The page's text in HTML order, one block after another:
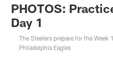
PHOTOS:
Day 1
The Steelers prepare for the Week
Philadelphia Eagles